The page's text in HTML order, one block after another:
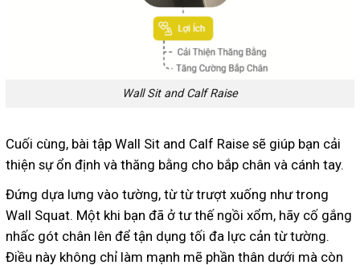
Wall Sit and Calf Raise
Cuối cùng, bài tập Wall Sit and Calf Raise sẽ giúp bạn cải
thiện sự ổn định và thăng bằng cho bắp chân và cánh tay.
Đứng dựa lưng vào tường, từ từ trượt xuống như trong
Wall Squat. Một khi bạn đã ở tư thế ngồi xổm, hãy cố gắng
nhấc gót chân lên để tận dụng tối đa lực cản từ tường.
Điều này không chỉ làm mạnh mẽ phần thân dưới mà còn